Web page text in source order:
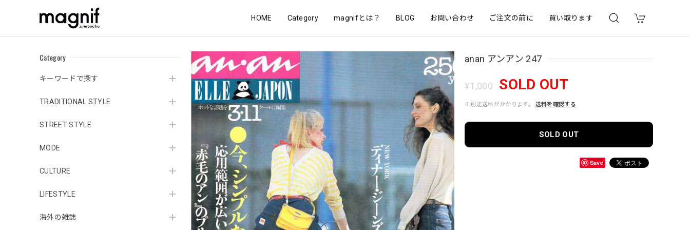
HOME Category magnifとは？ BLOG お問い合わせ ご注文の前に 買い取ります
Category
キーワードで探す
TRADITIONAL STYLE
STREET STYLE
MODE
CULTURE
LIFESTYLE
海外の雑誌
anan アンアン 247
¥1,000 SOLD OUT
※別途送料がかかります。 送料を確認する
SOLD OUT
Save